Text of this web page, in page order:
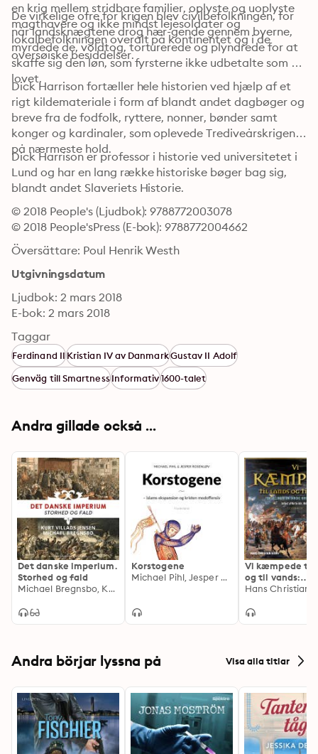
en krig mellem stridbare familier, oplyste og uoplyste
magthavere og ikke mindst lejesoldater og
lokalbefolkningen overalt på kontinentet og i de
oversøiske besiddelser.
De virkelige ofre for krigen blev civilbefolkningen, for
når landsknægtene drog hær-gende gennem byerne,
myrdede de, voldtog, torturerede og plyndrede for at
skaffe sig den løn, som fyrsterne ikke udbetalte som
lovet.
Dick Harrison fortæller hele historien ved hjælp af et
rigt kildemateriale i form af blandt andet dagbøger og
breve fra de fodfolk, ryttere, nonner, bønder samt
konger og kardinaler, som oplevede Trediveårskrigen
på nærmeste hold.
Dick Harrison er professor i historie ved universitetet i
Lund og har en lang række historiske bøger bag sig,
blandt andet Slaveriets Historie.
© 2018 People's (Ljudbok): 9788772003078
© 2018 People'sPress (E-bok): 9788772004662
Översättare: Poul Henrik Westh
Utgivningsdatum
Ljudbok: 2 mars 2018
E-bok: 2 mars 2018
Taggar
Ferdinand IIKristian IV av DanmarkGustav II Adolf
Genväg till SmartnessInformativ1600-talet
Andra gillade också ...
Det danske imperium.
Storhed og fald
Michael Bregnsbo, Kurt Villads Jensen
Korstogene
Michael Pihl, Jesper M. Rosenløv
Vi kæmpede til
og til vands:
fortællinger om
år
Andra börjar lyssna på Visa alla titlar